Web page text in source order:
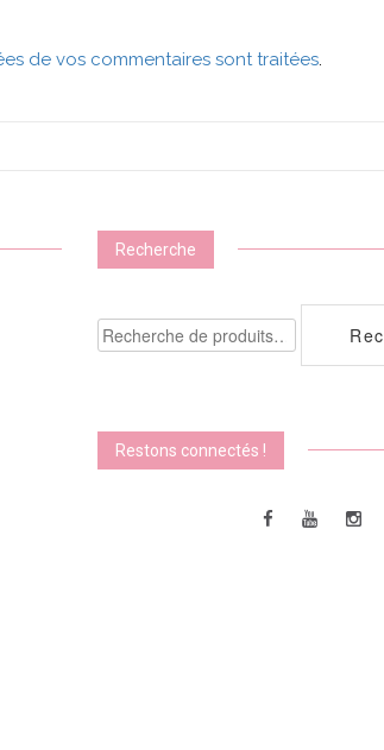
de vos commentaires sont traitées.
Recherche
Recherche
pour :
Restons connectés !